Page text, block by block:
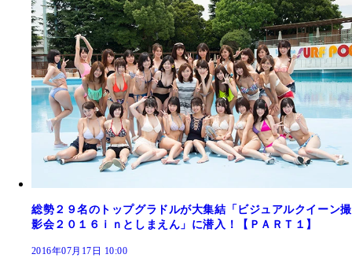
総勢２９名のトップグラドルが大集結「ビジュアルクイーン撮
影会２０１６ｉｎとしまえん」に潜入！【ＰＡＲＴ１】
2016年07月17日 10:00